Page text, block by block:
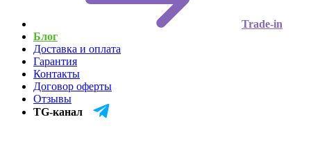
Trade-in
Блог
Доставка и оплата
Гарантия
Контакты
Договор оферты
Отзывы
TG-канал